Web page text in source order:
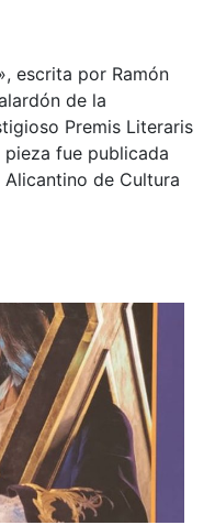
, escrita por Ramón
de la
Premis Literaris
pieza fue publicada
de Cultura